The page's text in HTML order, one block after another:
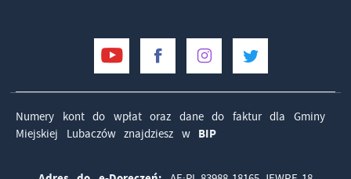
Numery kont do wpłat oraz dane do faktur dla Gminy
Miejskiej Lubaczów znajdziesz w BIP